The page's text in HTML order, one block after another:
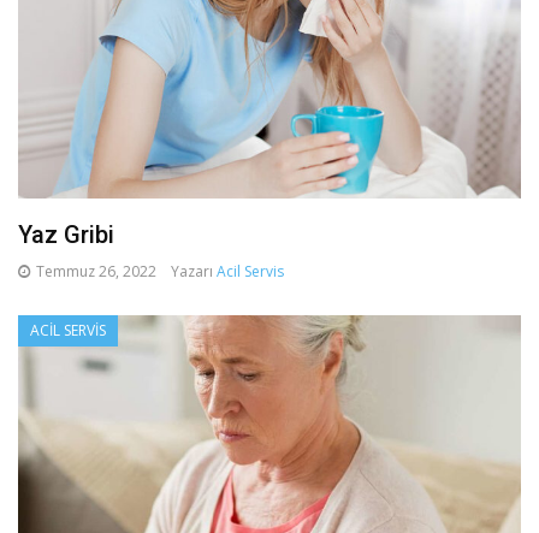
Yaz Gribi
Temmuz 26, 2022 Yazarı Acil Servis
ACIL SERVIS